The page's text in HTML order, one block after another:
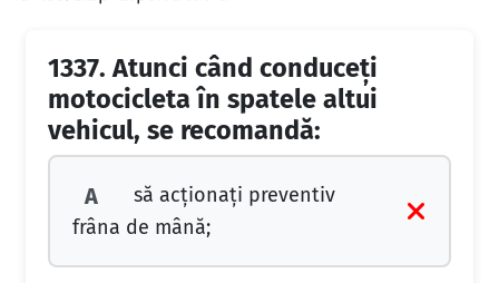
1337. Atunci când conduceţi
motocicleta în spatele altui
vehicul, se recomandă:
A
să acţionaţi preventiv
frâna de mână;